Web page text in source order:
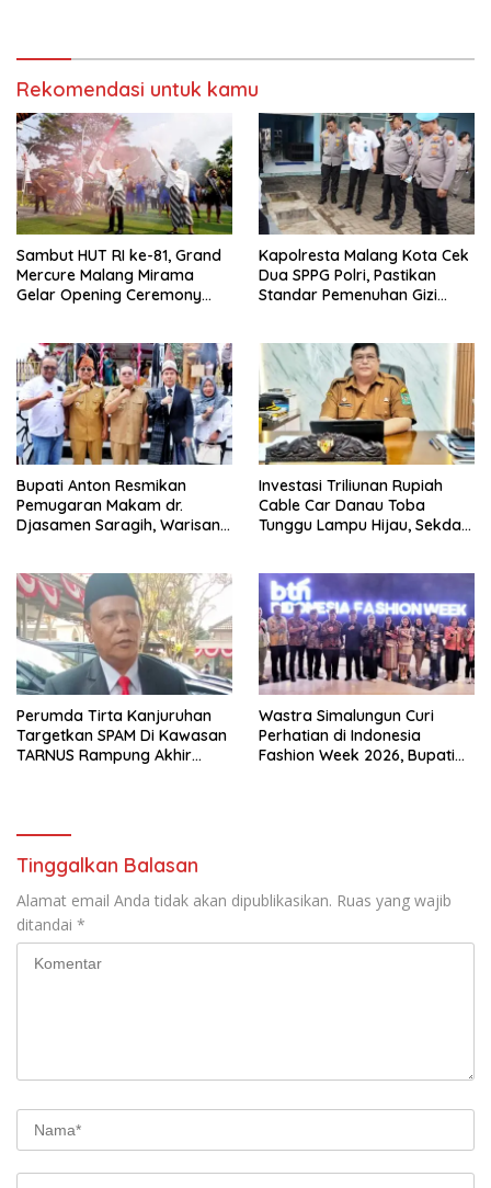
Rekomendasi untuk kamu
Sambut HUT RI ke-81, Grand
Mercure Malang Mirama
Gelar Opening Ceremony
Kapolresta Malang Kota Cek
Dua SPPG Polri, Pastikan
Standar Pemenuhan Gizi
Bupati Anton Resmikan
Pemugaran Makam dr.
Djasamen Saragih, Warisan
Mendatang
Investasi Triliunan Rupiah
Cable Car Danau Toba
Tunggu Lampu Hijau, Sekda
Perumda Tirta Kanjuruhan
Targetkan SPAM Di Kawasan
TARNUS Rampung Akhir
Wastra Simalungun Curi
Perhatian di Indonesia
Fashion Week 2026, Bupati
Tinggalkan Balasan
Alamat email Anda tidak akan dipublikasikan. Ruas yang wajib
ditandai *